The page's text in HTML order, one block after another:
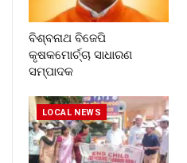
ବିଶ୍ବନାଥ ବିଜେପି
କୃଷକମୋର୍ଚ୍ଚା ସାଧାରଣ
ସମ୍ପାଦକ
LOCAL NEWS